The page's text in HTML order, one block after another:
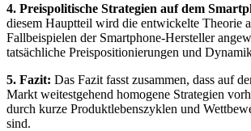
4. Preispolitische Strategien auf dem
diesem Hauptteil wird die entwickelte Theorie
Fallbeispielen der Smartphone-Hersteller
tatsächliche Preispositionierungen und
5. Fazit: Das Fazit fasst zusammen, dass auf
Markt weitestgehend homogene Strategien
durch kurze Produktlebenszyklen und
sind.